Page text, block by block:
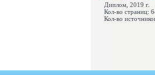
Диплом, 2019 г.
Кол-во страниц:
Кол-во
Диплом